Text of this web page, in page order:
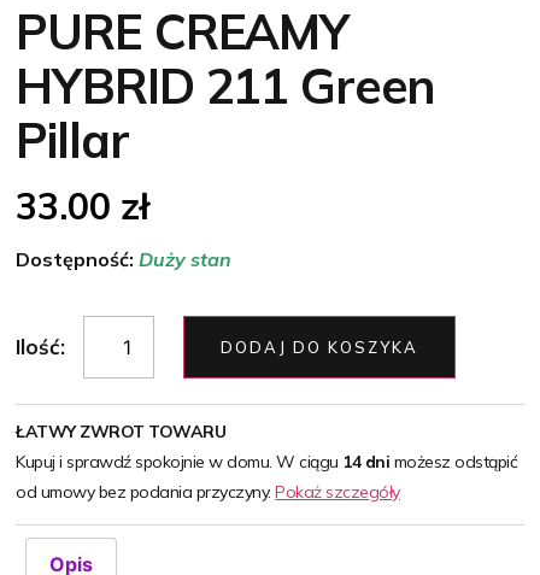
PURE CREAMY
HYBRID 211 Green
Pillar
33.00 zł
Dostępność:Duży stan
Ilość: DODAJ DO KOSZYKA
ŁATWY ZWROT TOWARU
Kupuj i sprawdź spokojnie w domu. W ciągu 14 dni możesz odstąpić
od umowy bez podania przyczyny.Pokaż szczegóły
Opis